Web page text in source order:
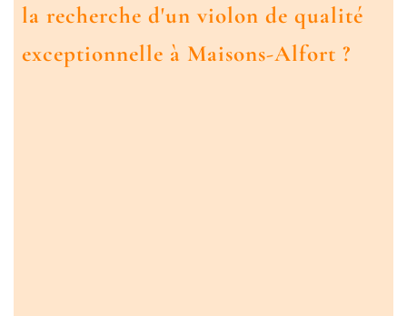
la recherche d'un violon de qualité
exceptionnelle à Maisons-Alfort ?